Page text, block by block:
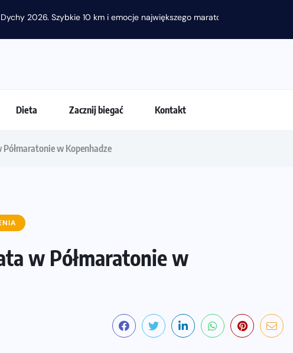
2026. Szybkie 10 km i emocje największego maratonu w...
Dieta Zacznij biegać Kontakt
w Kopenhadze
w Półmaratonie w